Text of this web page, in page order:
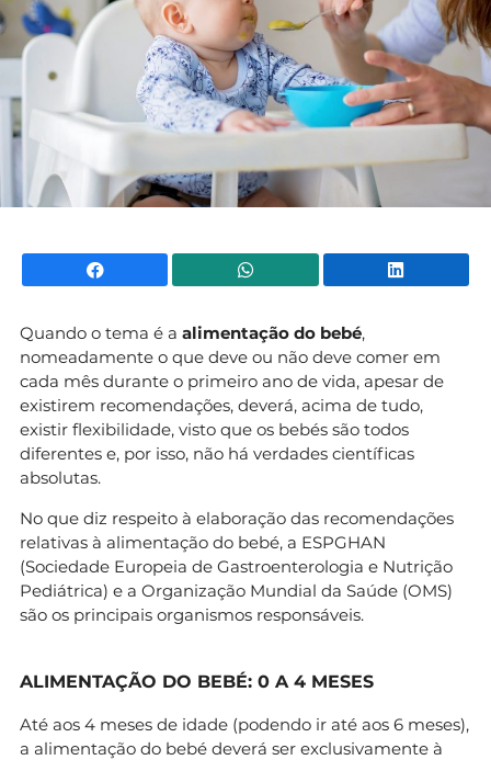
Facebook WhatsApp
Quando o tema é a alimentação do bebé,
nomeadamente o que deve ou não deve comer em
cada mês durante o primeiro ano de vida, apesar de
existirem recomendações, deverá, acima de tudo,
existir flexibilidade, visto que os bebés são todos
diferentes e, por isso, não há verdades científicas
absolutas.
No que diz respeito à elaboração das recomendações
relativas à alimentação do bebé, a ESPGHAN
(Sociedade Europeia de Gastroenterologia e Nutrição
Pediátrica) e a Organização Mundial da Saúde (OMS)
são os principais organismos responsáveis.
ALIMENTAÇÃO DO BEBÉ: 0 A 4 MESES
Até aos 4 meses de idade (podendo ir até aos 6 meses),
a alimentação do bebé deverá ser exclusivamente à